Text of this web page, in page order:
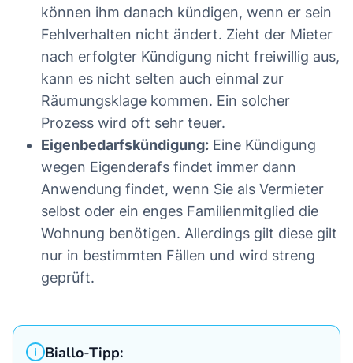
können ihm danach kündigen, wenn er sein
Fehlverhalten nicht ändert. Zieht der Mieter
nach erfolgter Kündigung nicht freiwillig aus,
kann es nicht selten auch einmal zur
Räumungsklage kommen. Ein solcher
Prozess wird oft sehr teuer.
Eigenbedarfskündigung: Eine Kündigung
wegen Eigenderafs findet immer dann
Anwendung findet, wenn Sie als Vermieter
selbst oder ein enges Familienmitglied die
Wohnung benötigen. Allerdings gilt diese gilt
nur in bestimmten Fällen und wird streng
geprüft.
Biallo-Tipp: